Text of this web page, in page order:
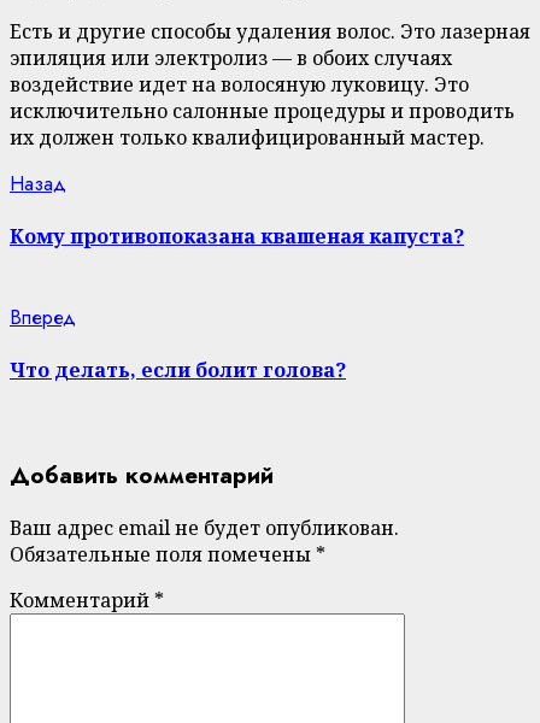
Есть и другие способы удаления волос. Это лазерная
эпиляция или электролиз — в обоих случаях
воздействие идет на волосяную луковицу. Это
исключительно салонные процедуры и проводить
их должен только квалифицированный мастер.
Continue
Reading
Назад
Кому противопоказана квашеная капуста?
Вперед
Что делать, если болит голова?
Добавить комментарий
Ваш адрес email не будет опубликован.
Обязательные поля помечены *
Комментарий *